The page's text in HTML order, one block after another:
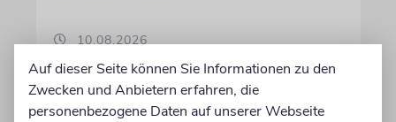
10.08.2026
Auf dieser Seite können Sie Informationen zu den
Zwecken und Anbietern erfahren, die
personenbezogene Daten auf unserer Webseite